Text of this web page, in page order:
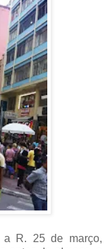
a R. 25 de março,